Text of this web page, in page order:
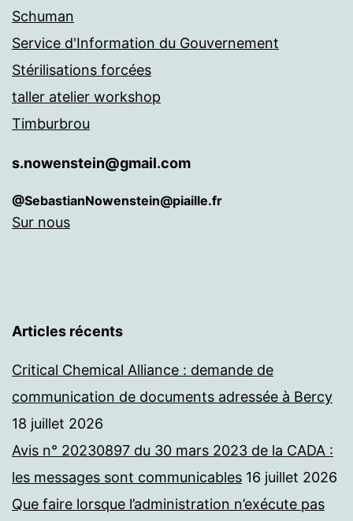
Schuman
Service d'Information du Gouvernement
Stérilisations forcées
taller atelier workshop
Timburbrou
s.nowenstein@gmail.com
@SebastianNowenstein@piaille.fr
Sur nous
Articles récents
Critical Chemical Alliance : demande de
communication de documents adressée à Bercy
18 juillet 2026
Avis n° 20230897 du 30 mars 2023 de la CADA :
les messages sont communicables 16 juillet 2026
Que faire lorsque l’administration n’exécute pas